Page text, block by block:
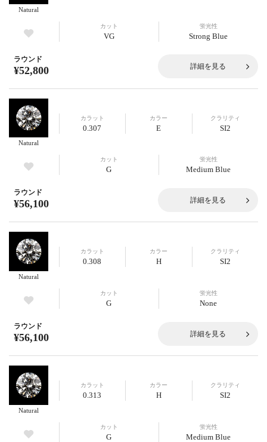
Natural
カット
VG
蛍光性
Strong Blue
ラウンド
¥52,800 詳細を見る
Natural
カラット
0.307
カラー
E
クラリティ
SI2
カット
G
蛍光性
Medium Blue
ラウンド
¥56,100 詳細を見る
Natural
カラット
0.308
カラー
H
クラリティ
SI2
カット
G
蛍光性
None
ラウンド
¥56,100 詳細を見る
Natural
カラット
0.313
カラー
H
クラリティ
SI2
カット
G
蛍光性
Medium Blue